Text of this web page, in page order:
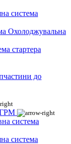
система
Охолоджувальна
стартера
до
ГРМ
система
система